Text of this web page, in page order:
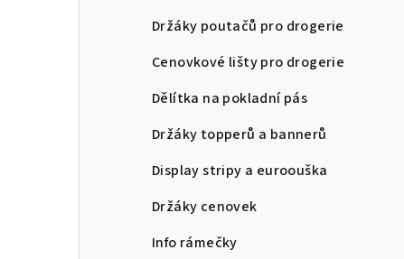
Držáky poutačů pro drogerie
Cenovkové lišty pro drogerie
Dělítka na pokladní pás
Držáky topperů a bannerů
Display stripy a euroouška
Držáky cenovek
Info rámečky